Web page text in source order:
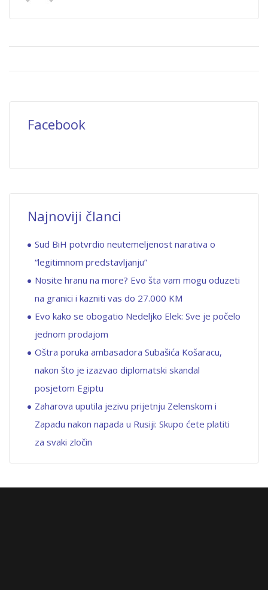
Facebook
Najnoviji članci
Sud BiH potvrdio neutemeljenost narativa o
“legitimnom predstavljanju”
Nosite hranu na more? Evo šta vam mogu oduzeti
na granici i kazniti vas do 27.000 KM
Evo kako se obogatio Nedeljko Elek: Sve je počelo
jednom prodajom
Oštra poruka ambasadora Subašića Košaracu,
nakon što je izazvao diplomatski skandal
posjetom Egiptu
Zaharova uputila jezivu prijetnju Zelenskom i
Zapadu nakon napada u Rusiji: Skupo ćete platiti
za svaki zločin